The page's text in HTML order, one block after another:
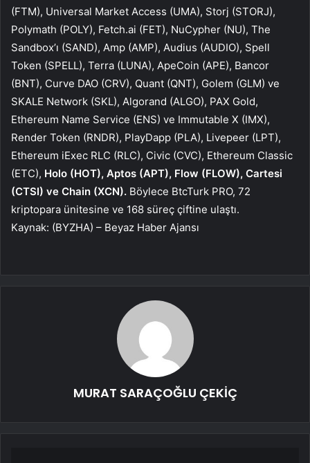
(FTM), Universal Market Access (UMA), Storj (STORJ),
Polymath (POLY), Fetch.ai (FET), NuCypher (NU), The
Sandbox’ı (SAND), Amp (AMP), Audius (AUDIO), Spell
Token (SPELL), Terra (LUNA), ApeCoin (APE), Bancor
(BNT), Curve DAO (CRV), Quant (QNT), Golem (GLM) ve
SKALE Network (SKL), Algorand (ALGO), PAX Gold,
Ethereum Name Service (ENS) ve Immutable X (IMX),
Render Token (RNDR), PlayDapp (PLA), Livepeer (LPT),
Ethereum iExec RLC (RLC), Civic (CVC), Ethereum Classic
(ETC), Holo (HOT), Aptos (APT), Flow (FLOW), Cartesi
(CTSI) ve Chain (XCN). Böylece BtcTurk PRO, 72
kriptopara ünitesine ve 168 süreç çiftine ulaştı.
Kaynak: (BYZHA) – Beyaz Haber Ajansı
MURAT SARAÇOĞLU ÇEKİÇ